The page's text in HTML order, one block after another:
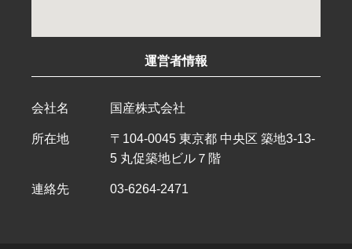
運営者情報
会社名 国産株式会社
所在地
〒104-0045 東京都 中央区 築地3-13-
5 丸促築地ビル７階
連絡先 03-6264-2471